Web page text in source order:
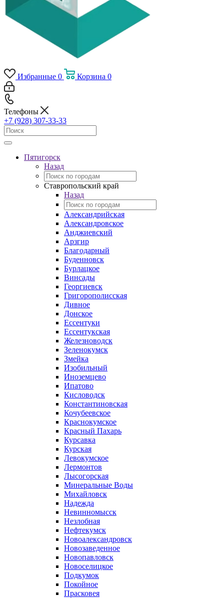
Избранные 0 Корзина 0
Телефоны
+7 (928) 307-33-33
Пятигорск
Назад
Ставропольский край
Назад
Александрийская
Александровское
Анджиевский
Арзгир
Благодарный
Буденновск
Бурлацкое
Винсады
Георгиевск
Григорополисская
Дивное
Донское
Ессентуки
Ессентукская
Железноводск
Зеленокумск
Змейка
Изобильный
Иноземцево
Ипатово
Кисловодск
Константиновская
Кочубеевское
Краснокумское
Красный Пахарь
Курсавка
Курская
Левокумское
Лермонтов
Лысогорская
Минеральные Воды
Михайловск
Надежда
Невинномысск
Незлобная
Нефтекумск
Новоалександровск
Новозаведенное
Новопавловск
Новоселицкое
Подкумок
Покойное
Прасковея